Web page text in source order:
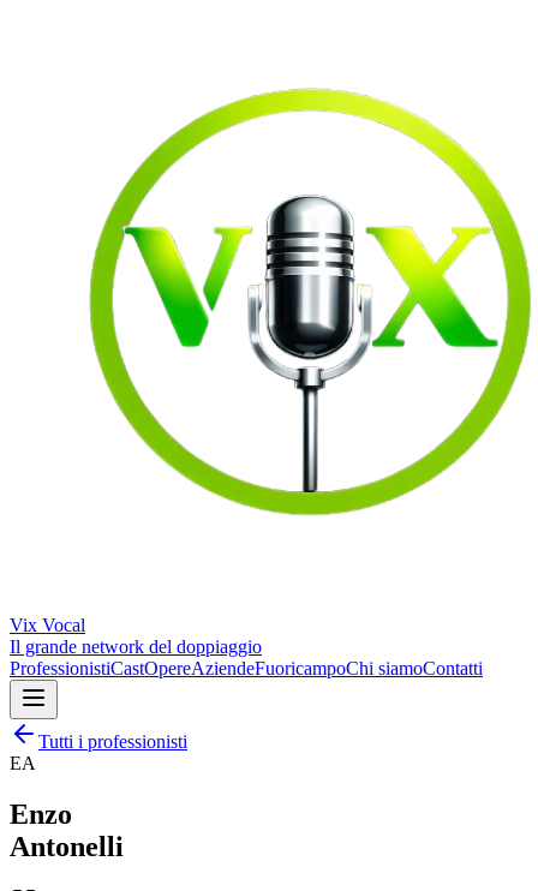
Vix Vocal
Il grande network del doppiaggio
ProfessionistiCastOpereAziendeFuoricampoChi siamoContatti
Tutti i professionisti
EA
Enzo
Antonelli